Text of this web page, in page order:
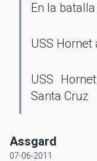
En la
USS Hornet
USS
Santa Cruz
Assgard
07-06-2011